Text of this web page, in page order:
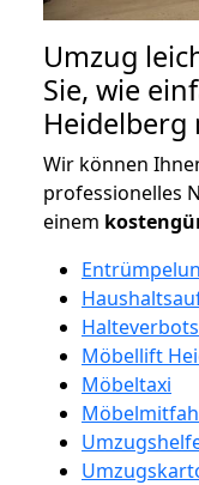
Umzug
Sie, wie
Heidelberg
Wir können
professionelles
einem
Möbellift
Möbeltaxi